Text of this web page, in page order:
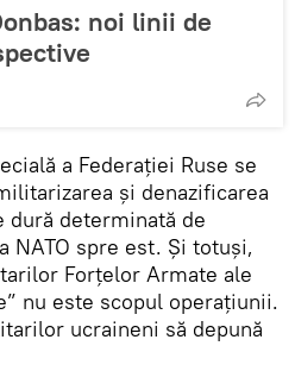
noi linii de
a Federației Ruse se
și denazificarea
dură determinată de
NATO spre est. Și totuși,
Forțelor Armate ale
nu este scopul operațiunii.
ucraineni să depună